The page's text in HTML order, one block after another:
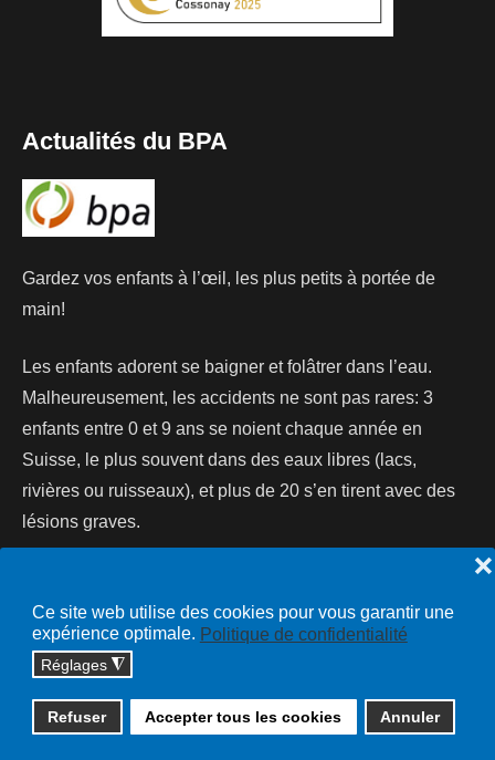
Ce site web utilise des cookies pour vous garantir une
expérience optimale. Politique de confidentialité
Réglages ◮
Refuser Accepter tous les cookies Annuler
❌
Actualités du BPA
Gardez vos enfants à l’œil, les plus petits à portée de
main!
Les enfants adorent se baigner et folâtrer dans l’eau.
Malheureusement, les accidents ne sont pas rares: 3
enfants entre 0 et 9 ans se noient chaque année en
Suisse, le plus souvent dans des eaux libres (lacs,
rivières ou ruisseaux), et plus de 20 s’en tirent avec des
lésions graves.
Copyright © 2026 cossonay.ch - tous droits réservés | site :
solutions informatiques